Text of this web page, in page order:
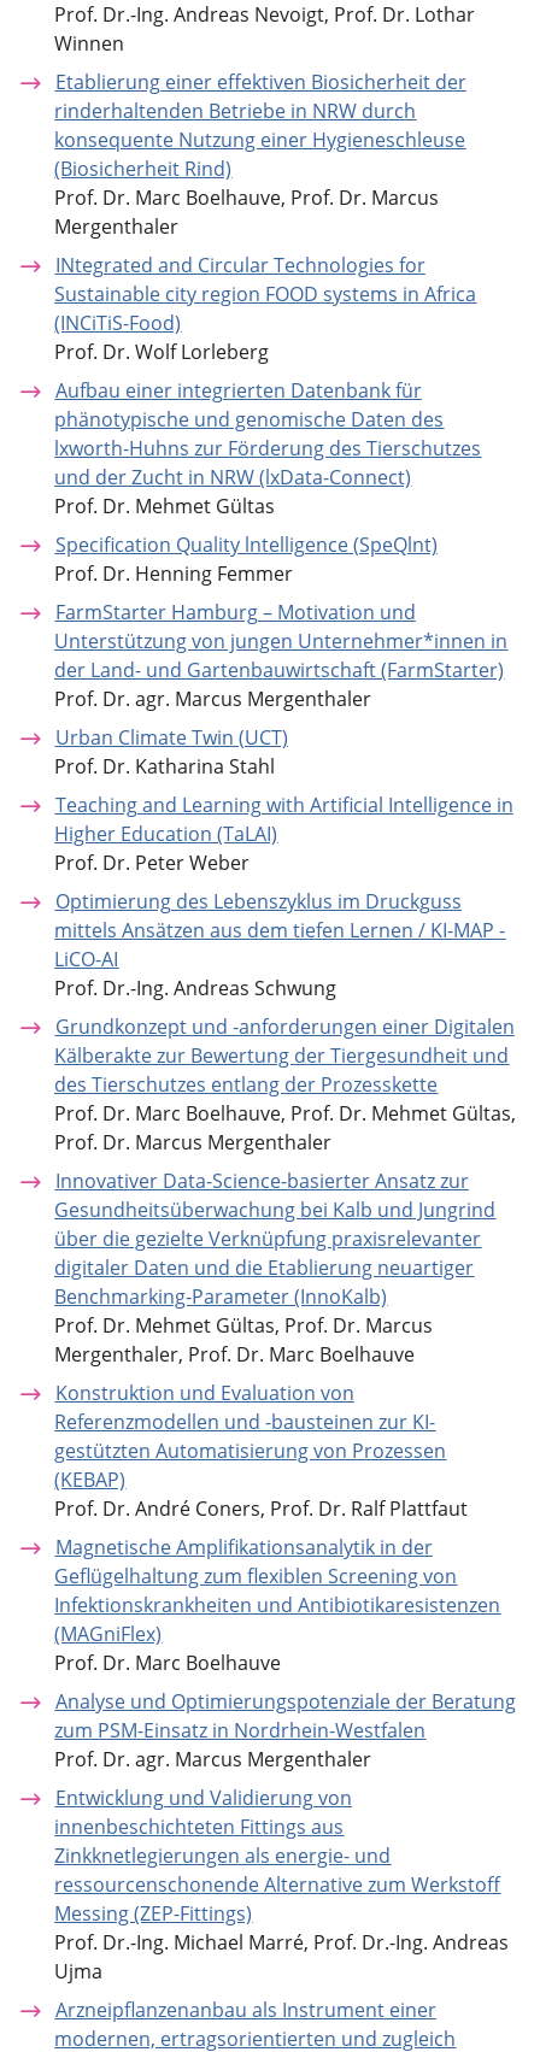
Prof. Dr.-Ing. Andreas Nevoigt, Prof. Dr. Lothar
Winnen
Etablierung einer effektiven Biosicherheit der
rinderhaltenden Betriebe in NRW durch
konsequente Nutzung einer Hygieneschleuse
(Biosicherheit Rind)
Prof. Dr. Marc Boelhauve, Prof. Dr. Marcus
Mergenthaler
INtegrated and Circular Technologies for
Sustainable city region FOOD systems in Africa
(INCiTiS-Food)
Prof. Dr. Wolf Lorleberg
Aufbau einer integrierten Datenbank für
phänotypische und genomische Daten des
lxworth-Huhns zur Förderung des Tierschutzes
und der Zucht in NRW (lxData-Connect)
Prof. Dr. Mehmet Gültas
Specification Quality lntelligence (SpeQlnt)
Prof. Dr. Henning Femmer
FarmStarter Hamburg – Motivation und
Unterstützung von jungen Unternehmer*innen in
der Land- und Gartenbauwirtschaft (FarmStarter)
Prof. Dr. agr. Marcus Mergenthaler
Urban Climate Twin (UCT)
Prof. Dr. Katharina Stahl
Teaching and Learning with Artificial Intelligence in
Higher Education (TaLAI)
Prof. Dr. Peter Weber
Optimierung des Lebenszyklus im Druckguss
mittels Ansätzen aus dem tiefen Lernen / KI-MAP -
LiCO-AI
Prof. Dr.-Ing. Andreas Schwung
Grundkonzept und -anforderungen einer Digitalen
Kälberakte zur Bewertung der Tiergesundheit und
des Tierschutzes entlang der Prozesskette
Prof. Dr. Marc Boelhauve, Prof. Dr. Mehmet Gültas,
Prof. Dr. Marcus Mergenthaler
Innovativer Data-Science-basierter Ansatz zur
Gesundheitsüberwachung bei Kalb und Jungrind
über die gezielte Verknüpfung praxisrelevanter
digitaler Daten und die Etablierung neuartiger
Benchmarking-Parameter (InnoKalb)
Prof. Dr. Mehmet Gültas, Prof. Dr. Marcus
Mergenthaler, Prof. Dr. Marc Boelhauve
Konstruktion und Evaluation von
Referenzmodellen und -bausteinen zur KI-
gestützten Automatisierung von Prozessen
(KEBAP)
Prof. Dr. André Coners, Prof. Dr. Ralf Plattfaut
Magnetische Amplifikationsanalytik in der
Geflügelhaltung zum flexiblen Screening von
Infektionskrankheiten und Antibiotikaresistenzen
(MAGniFlex)
Prof. Dr. Marc Boelhauve
Analyse und Optimierungspotenziale der Beratung
zum PSM-Einsatz in Nordrhein-Westfalen
Prof. Dr. agr. Marcus Mergenthaler
Entwicklung und Validierung von
innenbeschichteten Fittings aus
Zinkknetlegierungen als energie- und
ressourcenschonende Alternative zum Werkstoff
Messing (ZEP-Fittings)
Prof. Dr.-Ing. Michael Marré, Prof. Dr.-Ing. Andreas
Ujma
Arzneipflanzenanbau als Instrument einer
modernen, ertragsorientierten und zugleich